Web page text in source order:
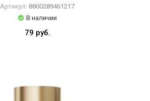
Артикул: 8800289461217
В наличии
79 руб.